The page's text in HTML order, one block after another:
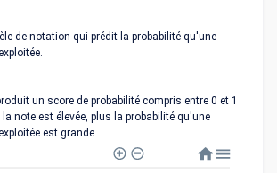
de notation qui prédit la probabilité qu'une
un score de probabilité compris entre 0 et 1
note est élevée, plus la probabilité qu'une
est grande.